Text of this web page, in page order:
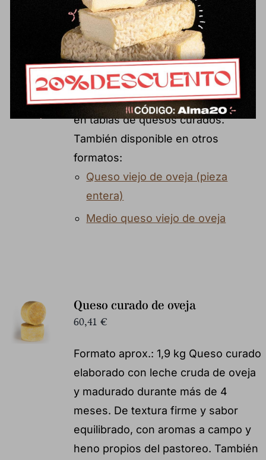
sabor potente, persistente y bien
definido, resultado del tiempo y del
cuidado durante el afinado. Un
formato ideal para disfrutar de un
queso de carácter marcado en
pequeñas cantidades o para incluir
en tablas de quesos curados.
También disponible en otros
formatos:
Queso viejo de oveja (pieza
entera)
Medio queso viejo de oveja
Queso curado de oveja
60,41 €
Formato aprox.: 1,9 kg Queso curado
elaborado con leche cruda de oveja
y madurado durante más de 4
meses. De textura firme y sabor
equilibrado, con aromas a campo y
heno propios del pastoreo. También